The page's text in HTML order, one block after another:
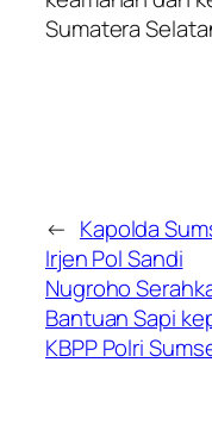
Sumatera
← Kapolda
Irjen Pol Sandi
Nugroho
Bantuan Sapi
KBPP Polri